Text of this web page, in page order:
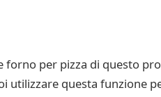
per pizza di questo
utilizzare questa funzione